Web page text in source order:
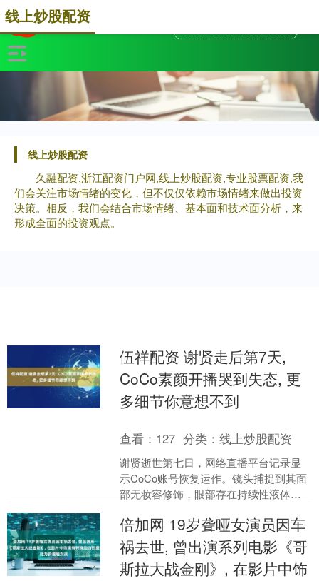
线上炒股配资
久融配资,浙江配资门户网,线上炒股配资,专业股票配资,我
们会关注市场情绪的变化，但不仅仅依赖市场情绪来做出投资
决策。相反，我们会结合市场情绪、基本面和技术面分析，来
形成全面的投资观点。
线上炒股配资
伍祥配资 谢贤走后第7天,
CoCo素颜开播哭到失态, 更
多细节你意想不到
查看： 127 分类：线上炒股配资
谢贤逝世第七日，网络直播平台记录显
示CoCo账号恢复运作。镜头捕捉到其面
部无妆容修饰，眼部存在持续性液体分
实时在线人数统计....
倍加网 19岁聋哑女演员因车
祸去世, 曾出演系列电影《哥
斯拉大战金刚》, 在影片中饰